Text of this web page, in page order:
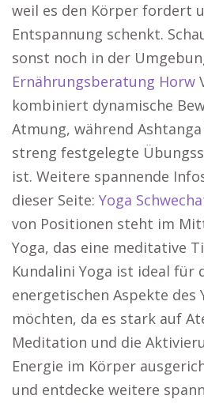
weil es den Körper fordert
Entspannung schenkt.
sonst noch in der
Ernährungsberatung Horw
kombiniert dynamische
Atmung, während
streng festgelegte
ist. Weitere spannende
dieser Seite: Yoga
von Positionen steht im
Yoga, das eine meditative
Kundalini Yoga ist ideal für
energetischen Aspekte des
möchten, da es stark auf
Meditation und die
Energie im Körper
und entdecke weitere